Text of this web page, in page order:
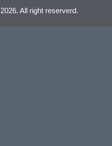
All right reserverd.